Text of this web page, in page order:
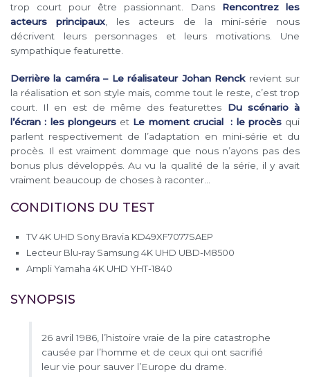
trop court pour être passionnant. Dans Rencontrez les
acteurs principaux , les acteurs de la mini-série nous
décrivent leurs personnages et leurs motivations. Une
sympathique featurette.
Derrière la caméra – Le réalisateur Johan Renckrevient sur
la réalisation et son style mais, comme tout le reste, c’est trop
court. Il en est de même des featurettes Du scénario à
l’écran : les plongeurset Le moment crucial : le procèsqui
parlent respectivement de l’adaptation en mini-série et du
procès. Il est vraiment dommage que nous n’ayons pas des
bonus plus développés. Au vu la qualité de la série, il y avait
vraiment beaucoup de choses à raconter…
CONDITIONS DU TEST
TV 4K UHD Sony Bravia KD49XF7077SAEP
Lecteur Blu-ray Samsung 4K UHD UBD-M8500
Ampli Yamaha 4K UHD YHT-1840
SYNOPSIS
26 avril 1986, l’histoire vraie de la pire catastrophe
causée par l’homme et de ceux qui ont sacrifié
leur vie pour sauver l’Europe du drame.